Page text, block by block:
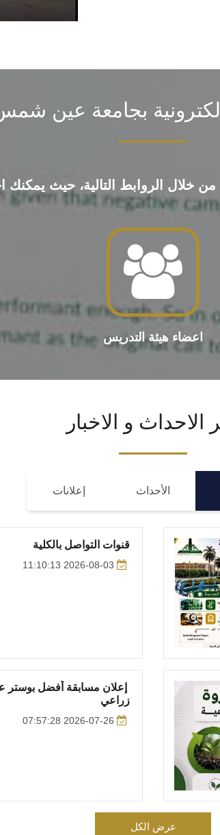
بجامعة عين
الروابط التالية، حيث يمكنك
اعضاء هيئة التدريس
الاحداث و الاخبار
الأحداث إعلانات
قنوات التواصل بالكلية
2026-08-03 11:10:13
إعلان مسابقة أفضل بوستر
زراعي
2026-07-26 07:57:28
عرض الكل